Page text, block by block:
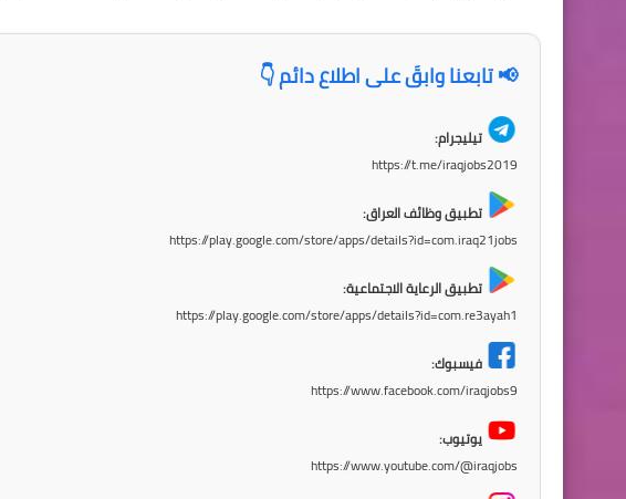
📢 تابعنا وابقَ على اطلاع دائم 👇
تيليجرام:
https://t.me/iraqjobs2019
تطبيق وظائف العراق:
https://play.google.com/store/apps/details?id=com.iraq21jobs
تطبيق الرعاية الاجتماعية:
https://play.google.com/store/apps/details?id=com.re3ayah1
فيسبوك:
https://www.facebook.com/iraqjobs9
يوتيوب:
https://www.youtube.com/@iraqjobs